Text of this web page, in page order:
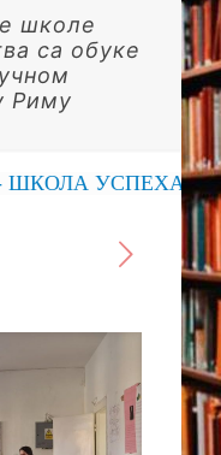
школе
са обуке
Риму
УСПЕХА